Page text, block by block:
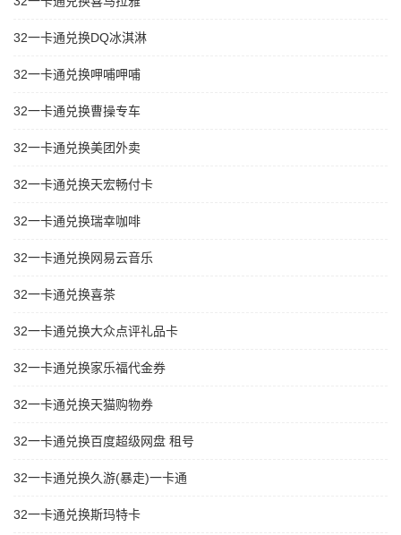
32一卡通兑换DQ冰淇淋
32一卡通兑换呷哺呷哺
32一卡通兑换曹操专车
32一卡通兑换美团外卖
32一卡通兑换天宏畅付卡
32一卡通兑换瑞幸咖啡
32一卡通兑换网易云音乐
32一卡通兑换喜茶
32一卡通兑换大众点评礼品卡
32一卡通兑换家乐福代金券
32一卡通兑换天猫购物券
32一卡通兑换百度超级网盘 租号
32一卡通兑换久游(暴走)一卡通
32一卡通兑换斯玛特卡